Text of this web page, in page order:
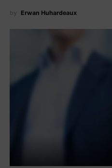
by Erwan Huhardeaux